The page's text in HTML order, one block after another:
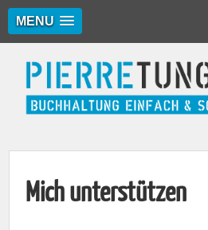
MENU
Mich unterstützen